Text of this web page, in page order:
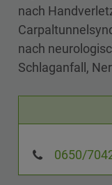
nach
nach
Schlaganfall,
0650/